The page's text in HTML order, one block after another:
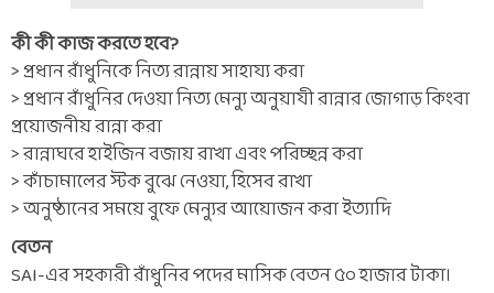
কী কী কাজ করতে হবে?
> প্রধান রাঁধুনিকে নিত্য রান্নায় সাহায্য করা
> প্রধান রাঁধুনির দেওয়া নিত্য মেন্যু অনুয়াযী রান্নার জোগাড় কিংবা
প্রয়োজনীয় রান্না করা
> রান্নাঘরে হাইজিন বজায় রাখা এবং পরিচ্ছন্ন করা
> কাঁচামালের স্টক বুঝে নেওয়া, হিসেব রাখা
> অনুষ্ঠানের সময়ে বুফে মেন্যুর আয়োজন করা ইত্যাদি
বেতন
SAI-এর সহকারী রাঁধুনির পদের মাসিক বেতন ৫০ হাজার টাকা।